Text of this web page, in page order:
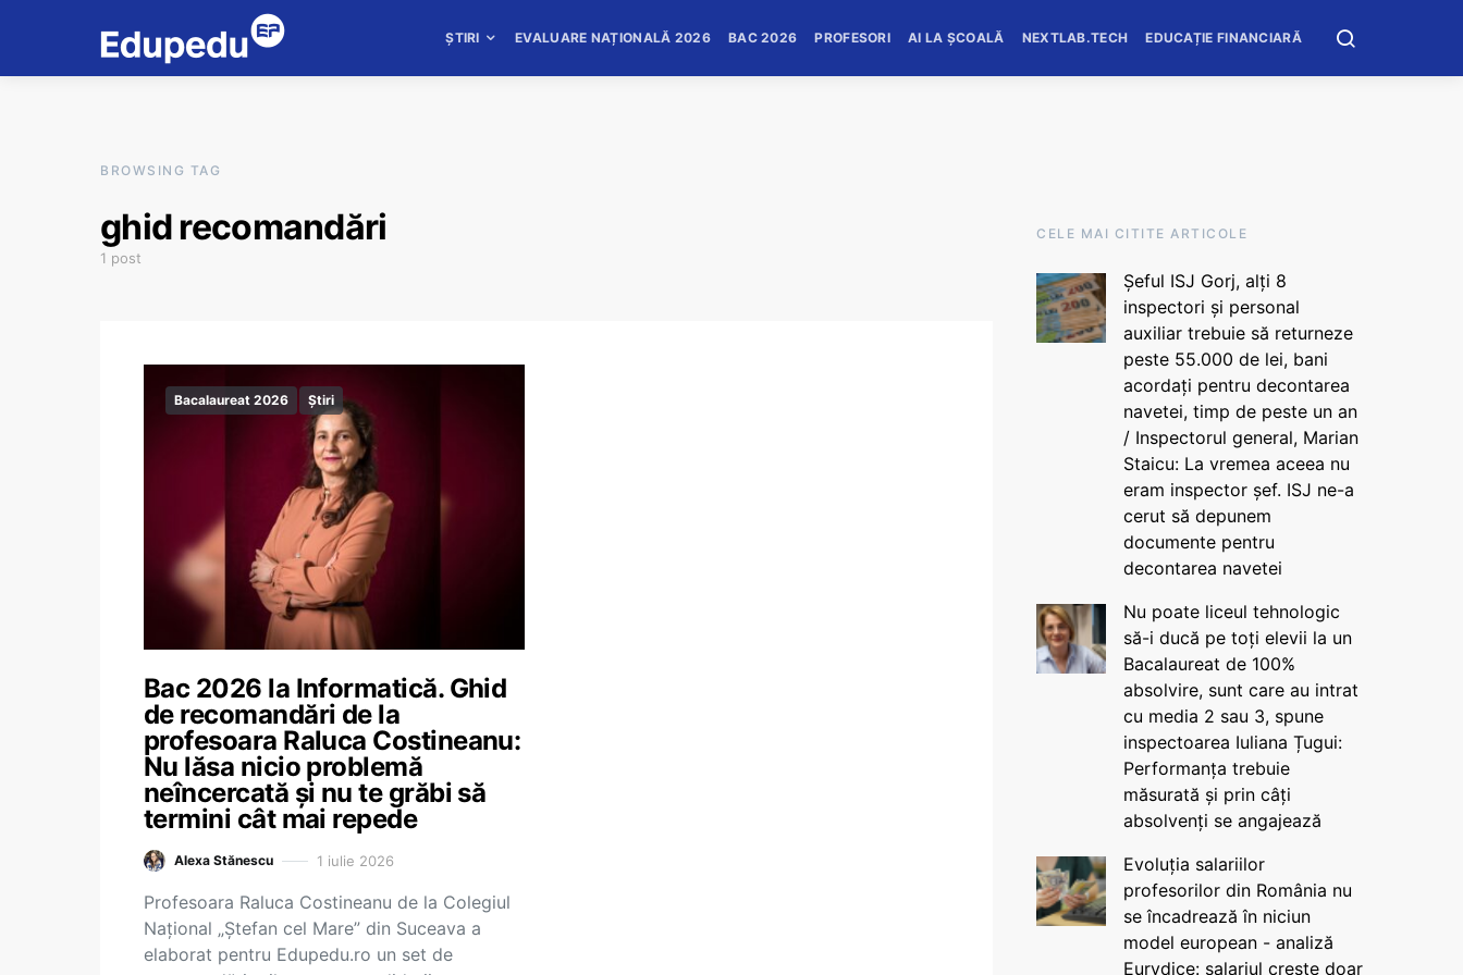
ȘTIRI EVALUARE NAȚIONALĂ 2026 BAC 2026 PROFESORI AI LA ȘCOALĂ NEXTLAB.TECH EDUCAȚIE FINANCIARĂ
BROWSING TAG
ghid recomandări
1 post
Bacalaureat 2026 Știri
Bac 2026 la Informatică. Ghid
de recomandări de la
profesoara Raluca Costineanu:
Nu lăsa nicio problemă
neîncercată și nu te grăbi să
termini cât mai repede
Alexa Stănescu 1 iulie 2026
Profesoara Raluca Costineanu de la Colegiul
Național „Ștefan cel Mare” din Suceava a
elaborat pentru Edupedu.ro un set de
CELE MAI CITITE ARTICOLE
Șeful ISJ Gorj, alți 8
inspectori și personal
auxiliar trebuie să returneze
peste 55.000 de lei, bani
acordați pentru decontarea
navetei, timp de peste un an
/ Inspectorul general, Marian
Staicu: La vremea aceea nu
eram inspector șef. ISJ ne-a
cerut să depunem
documente pentru
decontarea navetei
Nu poate liceul tehnologic
să-i ducă pe toți elevii la un
Bacalaureat de 100%
absolvire, sunt care au intrat
cu media 2 sau 3, spune
inspectoarea Iuliana Țugui:
Performanța trebuie
măsurată și prin câți
absolvenți se angajează
Evoluția salariilor
profesorilor din România nu
se încadrează în niciun
model european - analiză
Eurydice: salariul crește doar